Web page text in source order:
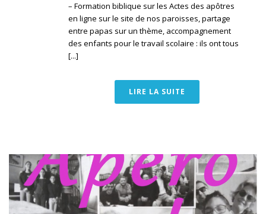
– Formation biblique sur les Actes des apôtres
en ligne sur le site de nos paroisses, partage
entre papas sur un thème, accompagnement
des enfants pour le travail scolaire : ils ont tous
[...]
LIRE LA SUITE